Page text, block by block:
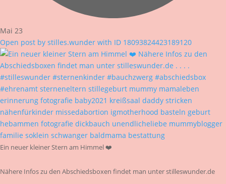
Mai 23
Open post by stilles.wunder with ID 18093824423189120
Ein neuer kleiner Stern am Himmel ❤️
Nähere Infos zu den Abschiedsboxen findet man unter stilleswunder.de